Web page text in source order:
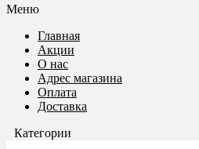
Меню
Главная
Акции
О нас
Адрес магазина
Оплата
Доставка
Категории